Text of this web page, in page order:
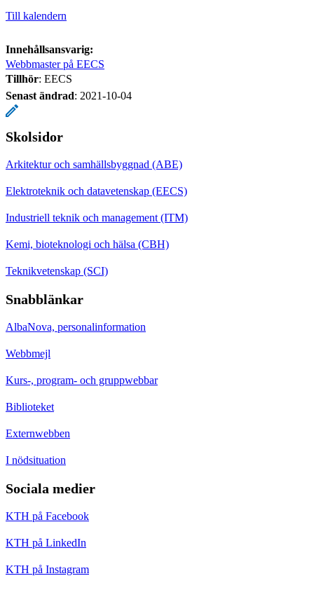
Till kalendern
Innehållsansvarig:
Webbmaster på EECS
Tillhör: EECS
Senast ändrad: 2021-10-04
Skolsidor
Arkitektur och samhällsbyggnad (ABE)
Elektroteknik och datavetenskap (EECS)
Industriell teknik och management (ITM)
Kemi, bioteknologi och hälsa (CBH)
Teknikvetenskap (SCI)
Snabblänkar
AlbaNova, personalinformation
Webbmejl
Kurs-, program- och gruppwebbar
Biblioteket
Externwebben
I nödsituation
Sociala medier
KTH på Facebook
KTH på LinkedIn
KTH på Instagram